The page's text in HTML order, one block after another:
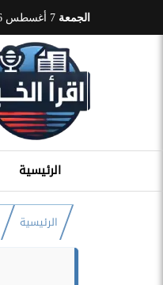
الجمعة
الرئيسية
الرئيسية